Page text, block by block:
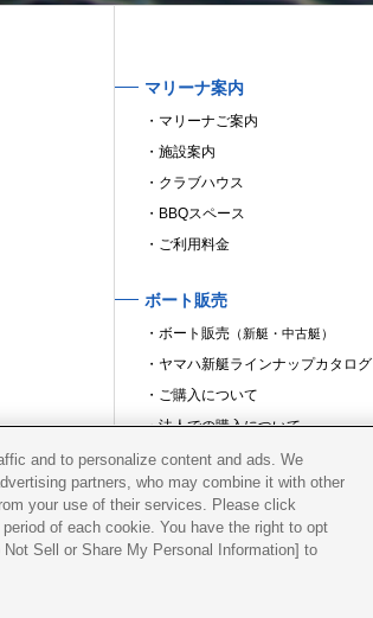
マリーナ案内
マリーナご案内
施設案内
クラブハウス
BBQスペース
ご利用料金
ボート販売
ボート販売 （新艇・中古艇）
ヤマハ新艇ラインナップカタログ
ご購入について
法人での購入について
ボート保管業務
and to personalize content and ads. We
partners, who may combine it with other
your use of their services. Please click
of each cookie. You have the right to opt
Sell or Share My Personal Information] to